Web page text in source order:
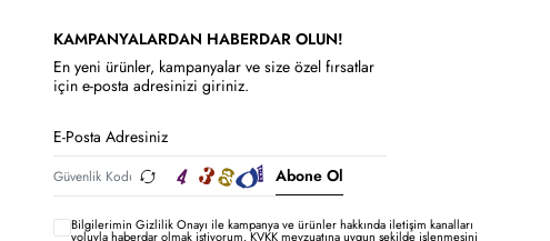
KAMPANYALARDAN HABERDAR OLUN!
En yeni ürünler, kampanyalar ve size özel fırsatlar
için e-posta adresinizi giriniz.
Abone Ol
Bilgilerimin Gizlilik Onayı ile kampanya ve ürünler hakkında iletişim kanalları
yoluyla haberdar olmak istiyorum.KVKK mevzuatına uygun şekilde işlenmesini